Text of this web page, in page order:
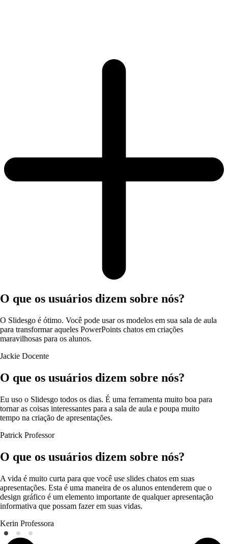
O que os usuários dizem sobre nós?
O Slidesgo é ótimo. Você pode usar os modelos em sua sala de aula
para transformar aqueles PowerPoints chatos em criações
maravilhosas para os alunos.
Jackie Docente
O que os usuários dizem sobre nós?
Eu uso o Slidesgo todos os dias. É uma ferramenta muito boa para
tornar as coisas interessantes para a sala de aula e poupa muito
tempo na criação de apresentações.
Patrick Professor
O que os usuários dizem sobre nós?
A vida é muito curta para que você use slides chatos em suas
apresentações. Esta é uma maneira de os alunos entenderem que o
design gráfico é um elemento importante de qualquer apresentação
informativa que possam fazer em suas vidas.
Kerin Professora